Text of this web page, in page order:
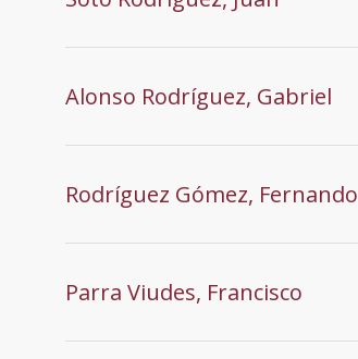
Alonso Rodríguez, Gabriel
Rodríguez Gómez, Fernando
Parra Viudes, Francisco